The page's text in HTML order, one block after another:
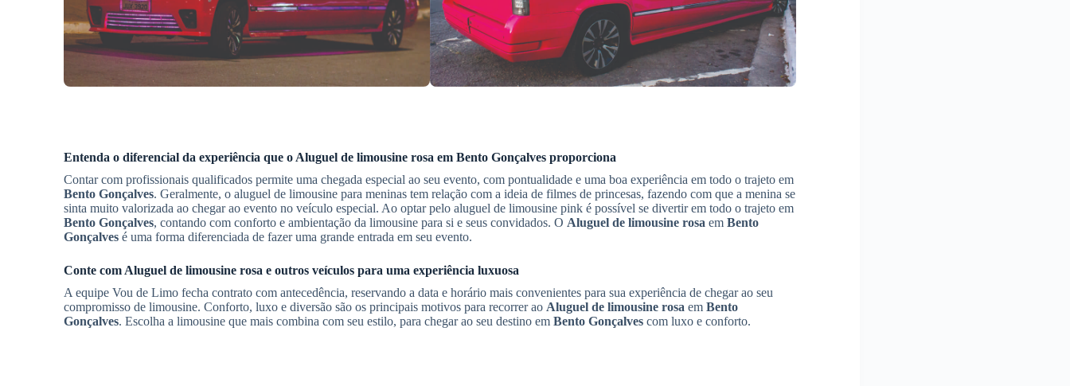
Entenda o diferencial da experiência que o Aluguel de limousine rosa em Bento Gonçalves proporciona
Contar com profissionais qualificados permite uma chegada especial ao seu evento, com pontualidade e uma boa experiência em todo o trajeto em
Bento Gonçalves. Geralmente, o aluguel de limousine para meninas tem relação com a ideia de filmes de princesas, fazendo com que a menina se
sinta muito valorizada ao chegar ao evento no veículo especial. Ao optar pelo aluguel de limousine pink é possível se divertir em todo o trajeto em
Bento Gonçalves, contando com conforto e ambientação da limousine para si e seus convidados. O Aluguel de limousine rosa em Bento
Gonçalves é uma forma diferenciada de fazer uma grande entrada em seu evento.
Conte com Aluguel de limousine rosa e outros veículos para uma experiência luxuosa
A equipe Vou de Limo fecha contrato com antecedência, reservando a data e horário mais convenientes para sua experiência de chegar ao seu
compromisso de limousine. Conforto, luxo e diversão são os principais motivos para recorrer ao Aluguel de limousine rosa em Bento
Gonçalves. Escolha a limousine que mais combina com seu estilo, para chegar ao seu destino em Bento Gonçalves com luxo e conforto.